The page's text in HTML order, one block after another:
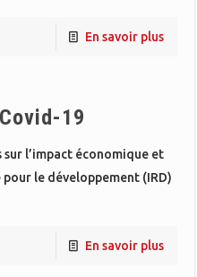
En savoir plus
19
l’impact économique et
le développement (IRD)
En savoir plus